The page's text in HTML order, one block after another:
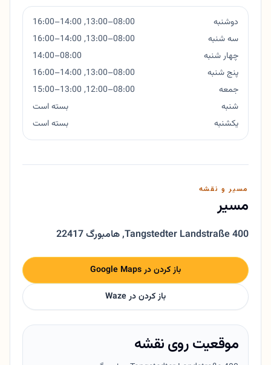
دوشنبه
08:00–13:00, 14:00–16:00
سه شنبه
08:00–13:00, 14:00–16:00
چهار شنبه
08:00–14:00
پنج شنبه
08:00–13:00, 14:00–16:00
جمعه
08:00–12:00, 13:00–15:00
شنبه
بسته است
یکشنبه
بسته است
مسیر و نقشه
مسیر
Tangstedter Landstraße 400
,22417 هامبورگ
باز کردن در Google Maps
باز کردن در Waze
موقعیت روی نقشه